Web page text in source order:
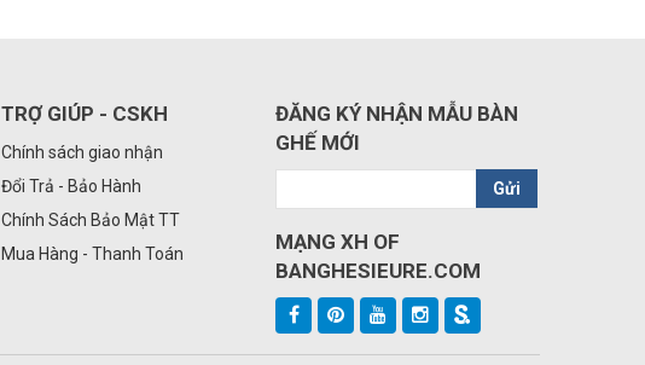
TRỢ GIÚP - CSKH
Chính sách giao nhận
Đổi Trả - Bảo Hành
Chính Sách Bảo Mật TT
Mua Hàng - Thanh Toán
ĐĂNG KÝ NHẬN MẪU BÀN
GHẾ MỚI
Gửi
MẠNG XH OF
BANGHESIEURE.COM